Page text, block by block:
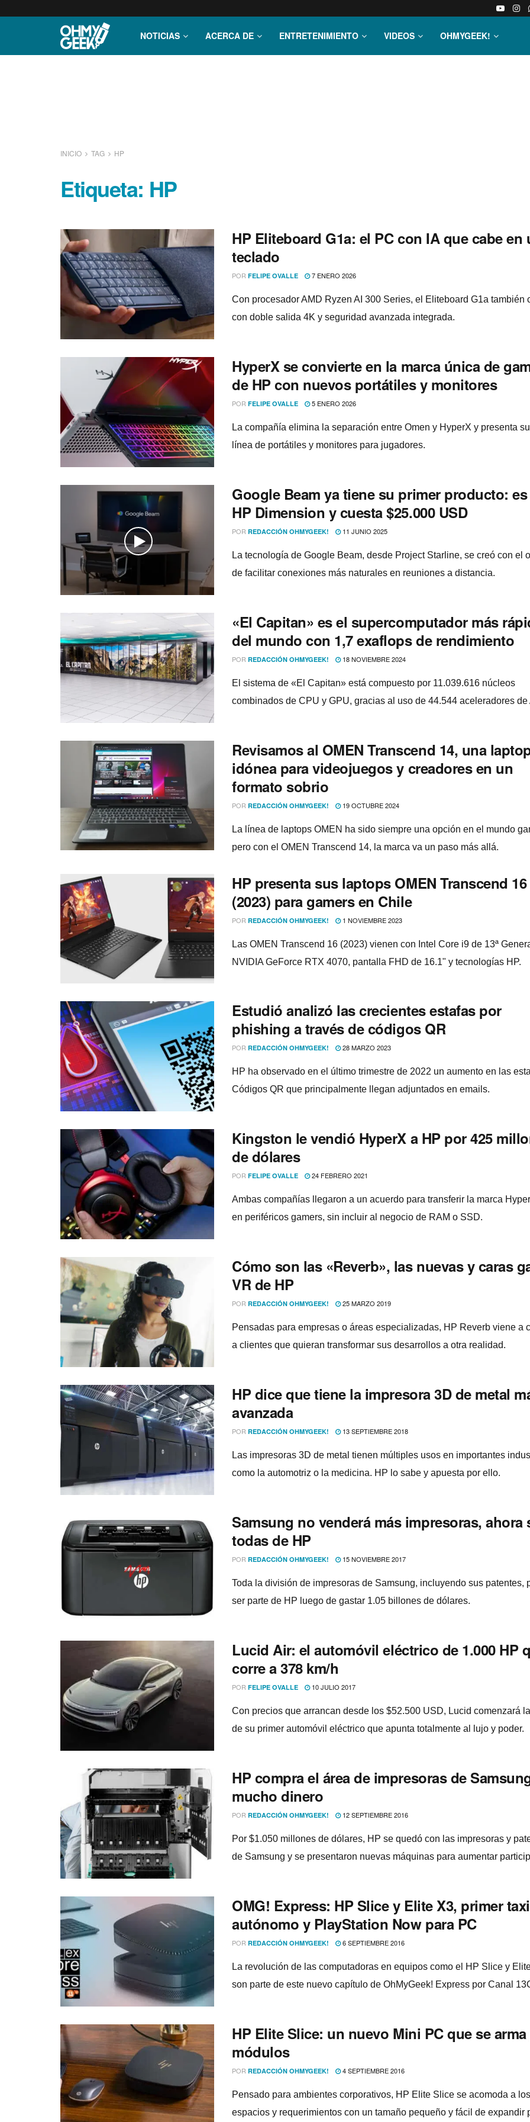
NOTICIAS ACERCA DE ENTRETENIMIENTO VIDEOS OHMYGEEK!
INICIO TAG HP
Etiqueta: HP
HP Eliteboard G1a: el PC con IA que cabe en
teclado
POR FELIPE OVALLE 7 ENERO 2026
Con procesador AMD Ryzen AI 300 Series, el Eliteboard G1a también
con doble salida 4K y seguridad avanzada integrada.
HyperX se convierte en la marca única de
de HP con nuevos portátiles y monitores
POR FELIPE OVALLE 5 ENERO 2026
La compañía elimina la separación entre Omen y HyperX y presenta
línea de portátiles y monitores para jugadores.
Google Beam ya tiene su primer producto: es
HP Dimension y cuesta $25.000 USD
POR REDACCIÓN OHMYGEEK! 11 JUNIO 2025
La tecnología de Google Beam, desde Project Starline, se creó con el
de facilitar conexiones más naturales en reuniones a distancia.
«El Capitan» es el supercomputador más
del mundo con 1,7 exaflops de rendimiento
POR REDACCIÓN OHMYGEEK! 18 NOVIEMBRE 2024
El sistema de «El Capitan» está compuesto por 11.039.616 núcleos
combinados de CPU y GPU, gracias al uso de 44.544 aceleradores de
Revisamos al OMEN Transcend 14, una
idónea para videojuegos y creadores en un
formato sobrio
POR REDACCIÓN OHMYGEEK! 19 OCTUBRE 2024
La línea de laptops OMEN ha sido siempre una opción en el mundo
pero con el OMEN Transcend 14, la marca va un paso más allá.
HP presenta sus laptops OMEN Transcend 16
(2023) para gamers en Chile
POR REDACCIÓN OHMYGEEK! 1 NOVIEMBRE 2023
Las OMEN Transcend 16 (2023) vienen con Intel Core i9 de 13ª
NVIDIA GeForce RTX 4070, pantalla FHD de 16.1" y tecnologías HP.
Estudió analizó las crecientes estafas por
phishing a través de códigos QR
POR REDACCIÓN OHMYGEEK! 28 MARZO 2023
HP ha observado en el último trimestre de 2022 un aumento en las
Códigos QR que principalmente llegan adjuntados en emails.
Kingston le vendió HyperX a HP por 425
de dólares
POR FELIPE OVALLE 24 FEBRERO 2021
Ambas compañí­as llegaron a un acuerdo para transferir la marca
en periféricos gamers, sin incluir al negocio de RAM o SSD.
Cómo son las «Reverb», las nuevas y caras
VR de HP
POR REDACCIÓN OHMYGEEK! 25 MARZO 2019
Pensadas para empresas o áreas especializadas, HP Reverb viene a
a clientes que quieran transformar sus desarrollos a otra realidad.
HP dice que tiene la impresora 3D de metal
avanzada
POR REDACCIÓN OHMYGEEK! 13 SEPTIEMBRE 2018
Las impresoras 3D de metal tienen múltiples usos en importantes
como la automotriz o la medicina. HP lo sabe y apuesta por ello.
Samsung no venderá más impresoras, ahora
todas de HP
POR REDACCIÓN OHMYGEEK! 15 NOVIEMBRE 2017
Toda la división de impresoras de Samsung, incluyendo sus patentes,
ser parte de HP luego de gastar 1.05 billones de dólares.
Lucid Air: el automóvil eléctrico de 1.000 HP
corre a 378 km/h
POR FELIPE OVALLE 10 JULIO 2017
Con precios que arrancan desde los $52.500 USD, Lucid comenzará
de su primer automóvil eléctrico que apunta totalmente al lujo y poder.
HP compra el área de impresoras de
mucho dinero
POR REDACCIÓN OHMYGEEK! 12 SEPTIEMBRE 2016
Por $1.050 millones de dólares, HP se quedó con las impresoras y
de Samsung y se presentaron nuevas máquinas para aumentar
OMG! Express: HP Slice y Elite X3, primer taxi
autónomo y PlayStation Now para PC
POR REDACCIÓN OHMYGEEK! 6 SEPTIEMBRE 2016
La revolución de las computadoras en equipos como el HP Slice y
son parte de este nuevo capí­tulo de OhMyGeek! Express por Canal
HP Elite Slice: un nuevo Mini PC que se
módulos
POR REDACCIÓN OHMYGEEK! 4 SEPTIEMBRE 2016
Pensado para ambientes corporativos, HP Elite Slice se acomoda a los
espacios y requerimientos con un tamaño pequeño y fácil de expandir